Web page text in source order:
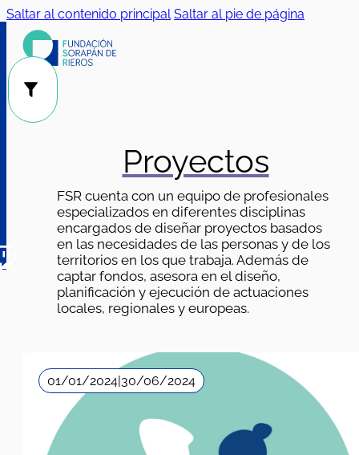
Saltar al contenido principal Saltar al pie de página
Proyectos
FSR cuenta con un equipo de profesionales
especializados en diferentes disciplinas
encargados de diseñar proyectos basados
en las necesidades de las personas y de los
territorios en los que trabaja. Además de
captar fondos, asesora en el diseño,
planificación y ejecución de actuaciones
locales, regionales y europeas.
01/01/2024|30/06/2024